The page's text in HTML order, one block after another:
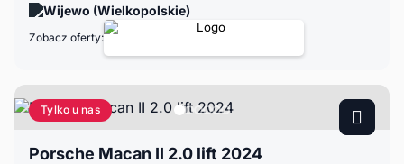
Wijewo (Wielkopolskie)
Zobacz oferty:
Tylko u nas
Porsche Macan II 2.0 lift 2024